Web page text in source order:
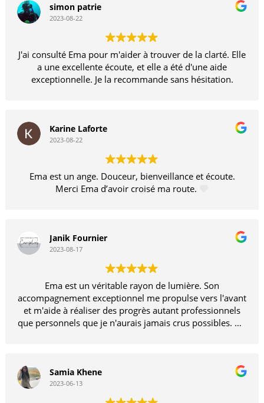
simon patrie
2023-08-22
J'ai consulté Ema pour m'aider à trouver de la clarté. Elle
a une excellente écoute, et elle a été d'une aide
exceptionnelle. Je la recommande sans hésitation.
Karine Laforte
2023-08-22
Ema est un ange. Douceur, bienveillance et écoute.
Merci Ema d’avoir croisé ma route.
Janik Fournier
2023-08-17
Ema est un véritable rayon de lumière. Son
accompagnement exceptionnel me propulse vers l'avant
et m'aide à réaliser des progrès autant professionnels
que personnels que je n'aurais jamais crus possibles. Un
Samia Khene
2023-06-13